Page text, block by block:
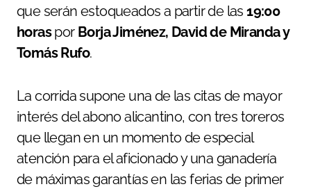
que serán estoqueados a partir de las19:00
horaspor Borja Jiménez, David de Miranda y
Tomás Rufo.
La corrida supone una de las citas de mayor
interés del abono alicantino, con tres toreros
que llegan en un momento de especial
atención para el aficionado y una ganadería
de máximas garantías en las ferias de primer